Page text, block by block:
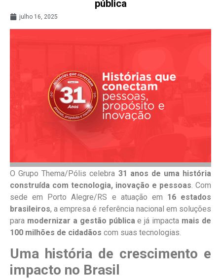
pública
julho 16, 2025
O Grupo Thema/Pólis celebra 31 anos de uma história
construída com tecnologia, inovação e pessoas. Com
sede em Porto Alegre/RS e atuação em 16 estados
brasileiros, a empresa é referência nacional em soluções
para modernizar a gestão públicae já impacta mais de
100 milhões de cidadãos com suas tecnologias.
Uma história de crescimento e
impacto no Brasil